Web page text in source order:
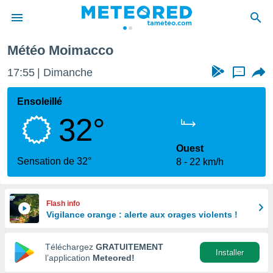
de
Météo Moimacco
17:55 Dimanche ...
Ensoleillé
32°
Sensation de 32°
Ouest
8
22 km/h
Flash info
Vigilance orange : alerte aux orages violents !
Téléchargez GRATUITEMENT
l’application Meteored!
Installer